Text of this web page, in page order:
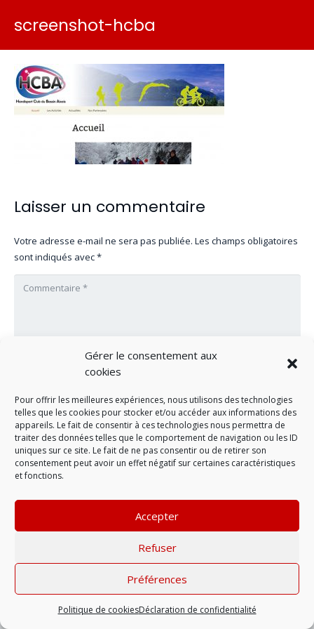
Gérer le consentement aux
cookies
Pour offrir les meilleures expériences, nous utilisons des technologies
telles que les cookies pour stocker et/ou accéder aux informations des
appareils. Le fait de consentir à ces technologies nous permettra de
traiter des données telles que le comportement de navigation ou les ID
uniques sur ce site. Le fait de ne pas consentir ou de retirer son
consentement peut avoir un effet négatif sur certaines caractéristiques
et fonctions.
Accepter
Refuser
Préférences
Politique de cookiesDéclaration de confidentialité
screenshot-hcba
Laisser un commentaire
Votre adresse e-mail ne sera pas publiée. Les champs obligatoires
sont indiqués avec*
LAISSER UN COMMENTAIRE
Mentions légales| © 2022 |Politique de
confidentialité